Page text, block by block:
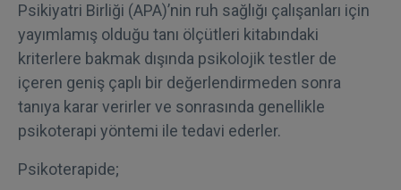
Psikiyatri Birliği (APA)’nin ruh sağlığı çalışanları için
yayımlamış olduğu tanı ölçütleri kitabındaki
kriterlere bakmak dışında psikolojik testler de
içeren geniş çaplı bir değerlendirmeden sonra
tanıya karar verirler ve sonrasında genellikle
psikoterapi yöntemi ile tedavi ederler.
Psikoterapide;